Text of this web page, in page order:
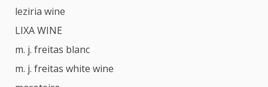
leziria wine
LIXA WINE
m. j. freitas blanc
m. j. freitas white wine